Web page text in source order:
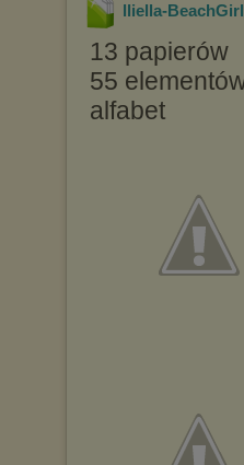
lliella-
13 papierów
55
alfabet